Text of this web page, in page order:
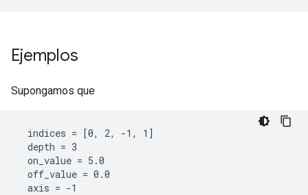
Ejemplos
Supongamos que
  indices = [0, 2, -1, 1]
  depth = 3
  on_value = 5.0
  off_value = 0.0
  axis = -1